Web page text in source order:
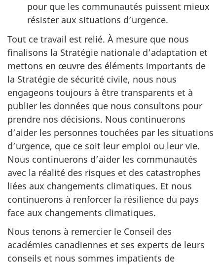
pour que les communautés puissent mieux
résister aux situations d’urgence.
Tout ce travail est relié. À mesure que nous
finalisons la Stratégie nationale d’adaptation et
mettons en œuvre des éléments importants de
la Stratégie de sécurité civile, nous nous
engageons toujours à être transparents et à
publier les données que nous consultons pour
prendre nos décisions. Nous continuerons
d’aider les personnes touchées par les situations
d’urgence, que ce soit leur emploi ou leur vie.
Nous continuerons d’aider les communautés
avec la réalité des risques et des catastrophes
liées aux changements climatiques. Et nous
continuerons à renforcer la résilience du pays
face aux changements climatiques.
Nous tenons à remercier le Conseil des
académies canadiennes et ses experts de leurs
conseils et nous sommes impatients de